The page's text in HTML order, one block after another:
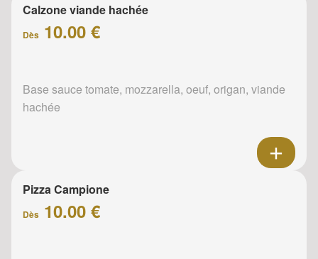
Calzone viande hachée
Dès 10.00 €
Base sauce tomate, mozzarella, oeuf, origan, viande
hachée
Pizza Campione
Dès 10.00 €